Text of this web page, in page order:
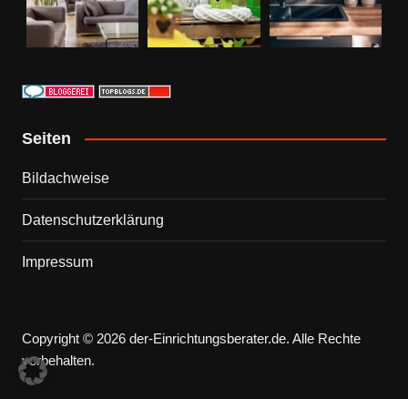
Seiten
Bildachweise
Datenschutzerklärung
Impressum
Copyright © 2026 der-Einrichtungsberater.de. Alle Rechte
vorbehalten.